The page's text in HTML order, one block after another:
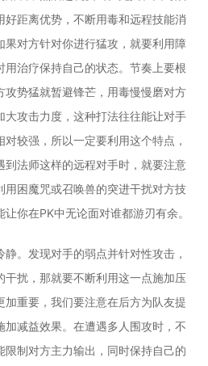
距离优势，不断用毒和远程技能消
果对方针对你进行猛攻，就要利用障
治疗保持自己的状态。节奏上要根
攻势猛就暂避锋芒，用毒慢慢磨对方
大攻击力度，这种打法往往能让对手
较强，所以一定要利用这个特点，
到法师这样的远程对手时，就要注意
用困魔咒或召唤兽的突进干扰对方技
你在PK中无论面对谁都游刃有余。
。发现对手的弱点并针对性攻击，
干扰，那就要不断利用这一点施加压
加重要，我们要注意在后方为队友提
减益效果。在遭遇多人围攻时，不
制对方主力输出，同时保持自己的